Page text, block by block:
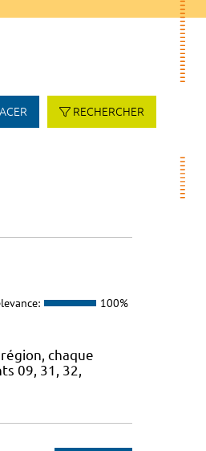
RECHERCHER
100%
chaque
09, 31, 32,